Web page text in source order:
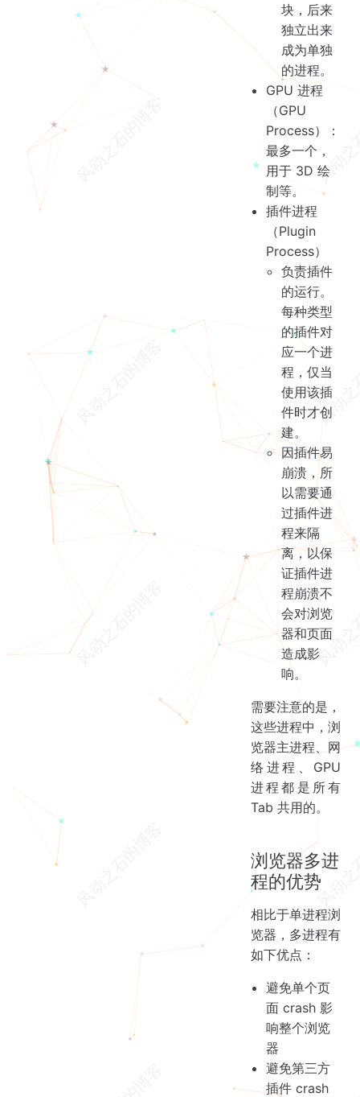
块，后来
独立出来
成为单独
的进程。
GPU 进程
（GPU
Process）：
最多一个，
用于 3D 绘
制等。
插件进程
（Plugin
Process）
负责插件
的运行。
每种类型
的插件对
应一个进
程，仅当
使用该插
件时才创
建。
因插件易
崩溃，所
以需要通
过插件进
程来隔
离，以保
证插件进
程崩溃不
会对浏览
器和页面
造成影
响。
需要注意的是，
这些进程中，浏
览器主进程、网
络进程、GPU
进程都是所有
Tab 共用的。
浏览器多进
程的优势
相比于单进程浏
览器，多进程有
如下优点：
避免单个页
面 crash 影
响整个浏览
器
避免第三方
插件 crash